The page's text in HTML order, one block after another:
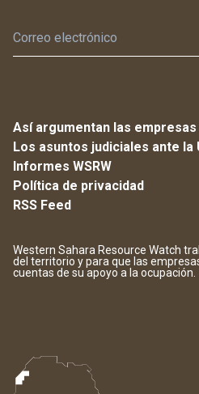
Así argumentan las empresas
Los asuntos judiciales ante la
Informes WSRW
Política de privacidad
RSS Feed
Western Sahara Resource Watch
del territorio y para que las
cuentas de su apoyo a la ocupación.